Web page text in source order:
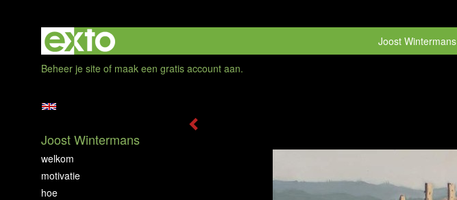
Joost Wintermans
Beheer je site of maak een gratis account aan.
Joost Wintermans
welkom
motivatie
hoe